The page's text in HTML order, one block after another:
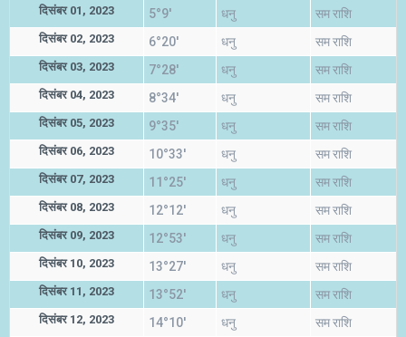
दिसंबर 01, 2023 5°9' धनु सम राशि
दिसंबर 02, 2023 6°20' धनु सम राशि
दिसंबर 03, 2023 7°28' धनु सम राशि
दिसंबर 04, 2023 8°34' धनु सम राशि
दिसंबर 05, 2023 9°35' धनु सम राशि
दिसंबर 06, 2023 10°33' धनु सम राशि
दिसंबर 07, 2023 11°25' धनु सम राशि
दिसंबर 08, 2023 12°12' धनु सम राशि
दिसंबर 09, 2023 12°53' धनु सम राशि
दिसंबर 10, 2023 13°27' धनु सम राशि
दिसंबर 11, 2023 13°52' धनु सम राशि
दिसंबर 12, 2023 14°10' धनु सम राशि